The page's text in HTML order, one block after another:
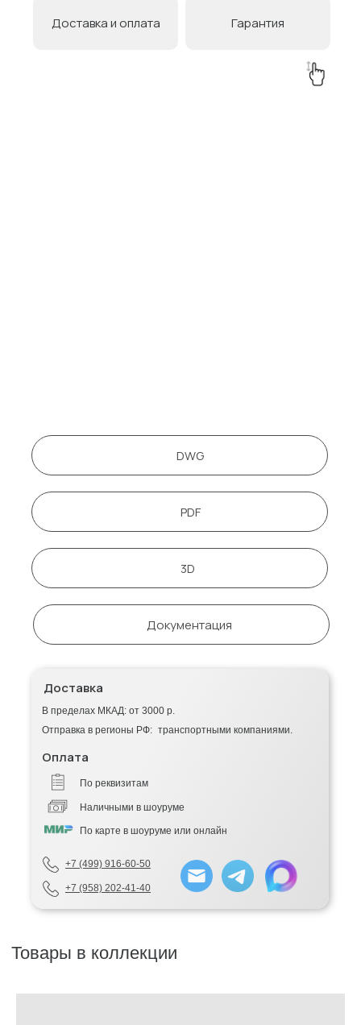
Гарантия
Доставка и оплата
+7 (958) 202-41-40
+7 (499) 916-60-50
По реквизитам
Наличными в шоуруме
По карте в шоуруме или онлайн
Оплата
Доставка
В пределах МКАД: от 3000 р.
Отправка в регионы РФ: транспортными компаниями.
DWG
PDF
3D
Документация